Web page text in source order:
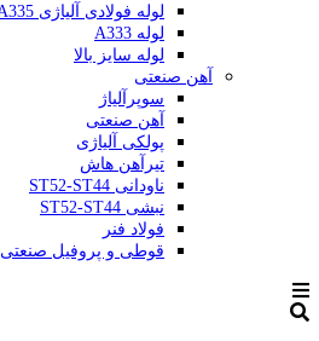
لوله فولادی آلیاژی A333 – A335
لوله A333
لوله سایز بالا
آهن صنعتی
سوپرآلیاژ
آهن صنعتی
پولکی آلیاژی
تیرآهن هاش
ناودانی ST52-ST44
نبشی ST52-ST44
فولاد فنر
قوطی و پروفیل صنعتی